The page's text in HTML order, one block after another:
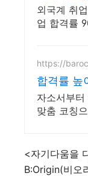
직무설정
외국계 취
업 합격률
https://
합격률 높
코칭 자소
완벽정리
자소서부
맞춤 코칭
성을 높이
<자기다움을
B:Origin(비오